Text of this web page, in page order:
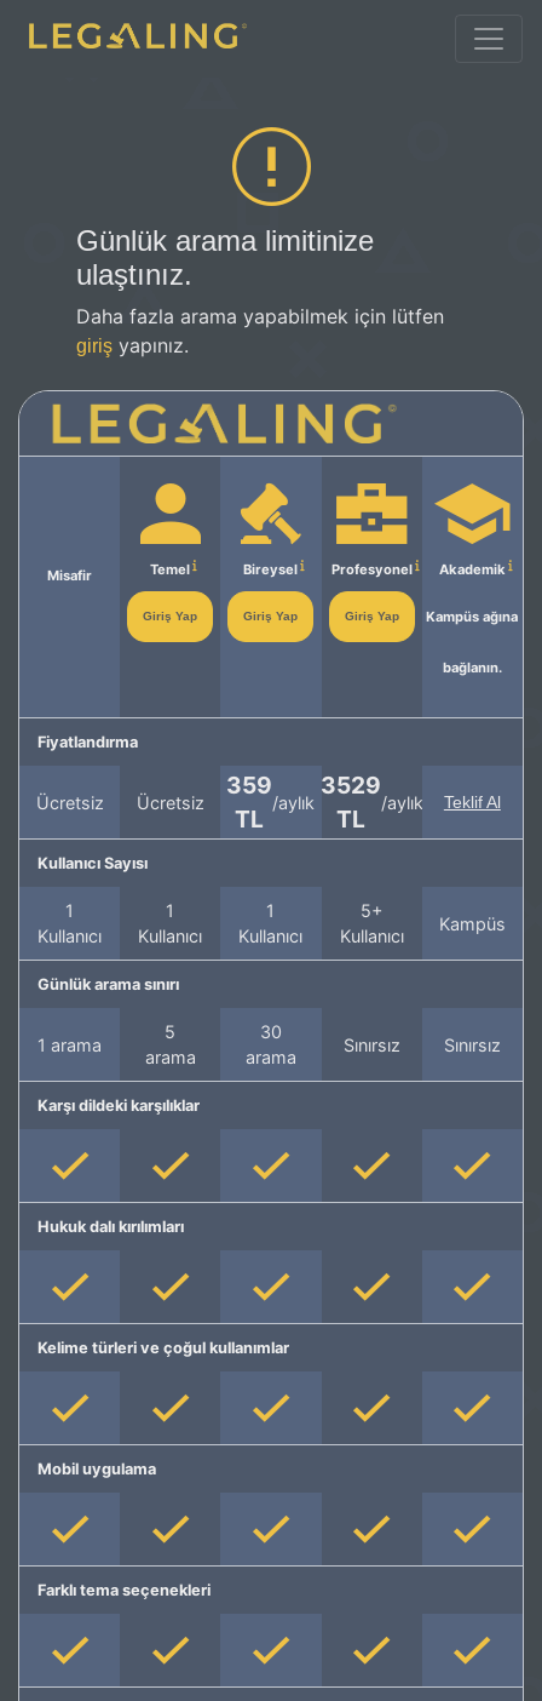
Günlük arama limitinize
ulaştınız.
Daha fazla arama yapabilmek için lütfen
giriş yapınız.
Misafir Temel
Giriş Yap
Bireysel
Giriş Yap
Profesyonel
Giriş Yap
Akademik
Kampüs ağına
bağlanın.
Fiyatlandırma
Ücretsiz Ücretsiz
359
TL
/aylık
3529
TL
/aylık Teklif Al
Kullanıcı Sayısı
1
Kullanıcı
1
Kullanıcı
1
Kullanıcı
5+
Kullanıcı
Kampüs
Günlük arama sınırı
1 arama
5
arama
30
arama
Sınırsız Sınırsız
Karşı dildeki karşılıklar
Hukuk dalı kırılımları
Kelime türleri ve çoğul kullanımlar
Mobil uygulama
Farklı tema seçenekleri